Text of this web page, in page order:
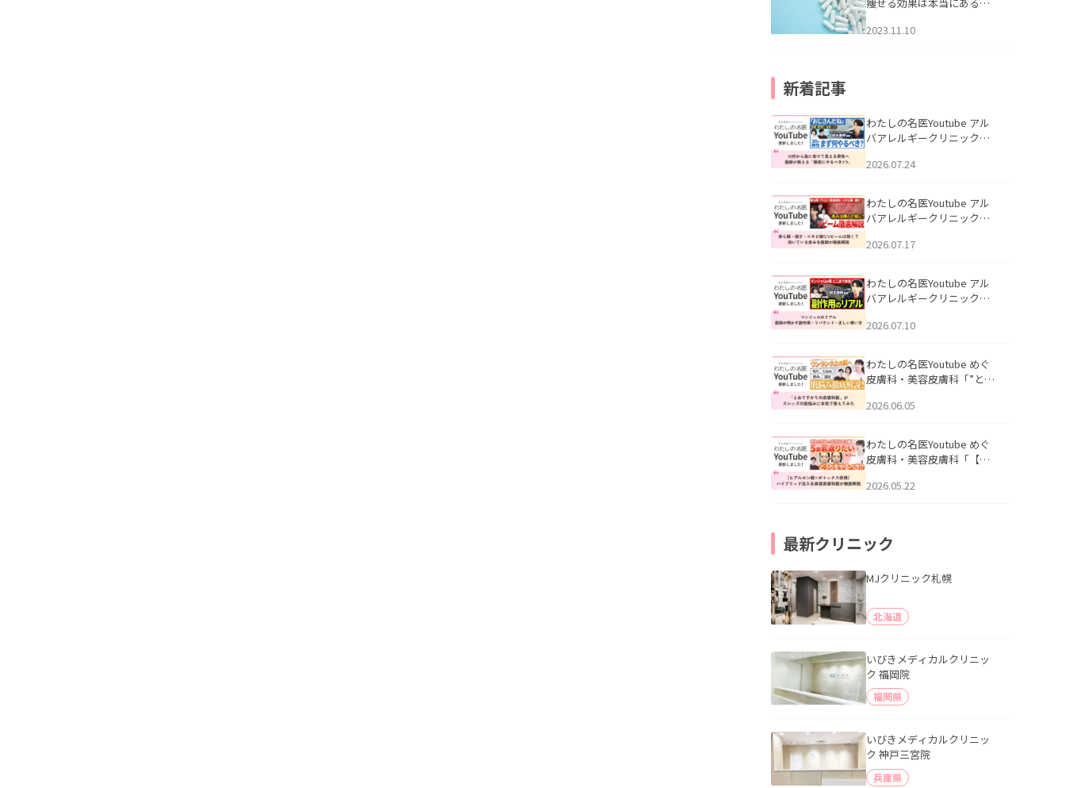
痩せる効果は本当にある
2023.11.10
新着記事
わたしの名医Youtube アル
バアレルギークリニック札
える男性へ｜医師が教える
公開いたしました。
2026.07.24
わたしの名医Youtube アル
バアレルギークリニック札
跡にVビームは効く？向いて
説」を公開いたしました。
2026.07.17
わたしの名医Youtube アル
バアレルギークリニック札
医師が明かす副作用・リバ
公開いたしました。
2026.07.10
わたしの名医Youtube めぐ
皮膚科・美容皮膚科「”とお
ッズの肌悩みに本気で答え
た。
2026.06.05
わたしの名医Youtube めぐ
皮膚科・美容皮膚科「【ヒ
用】ハイブリッド注入を美
2026.05.22
最新クリニック
MJクリニック札幌
北海道
いびきメディカルクリニッ
ク 福岡院
福岡県
いびきメディカルクリニッ
ク 神戸三宮院
兵庫県